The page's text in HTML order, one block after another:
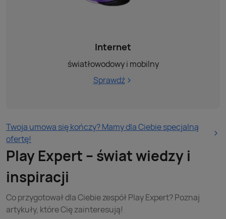
Internet
światłowodowy i mobilny
Sprawdź
Twoja umowa się kończy? Mamy dla Ciebie specjalną
ofertę!
Play Expert – świat wiedzy i
inspiracji
Co przygotował dla Ciebie zespół Play Expert? Poznaj
artykuły, które Cię zainteresują!